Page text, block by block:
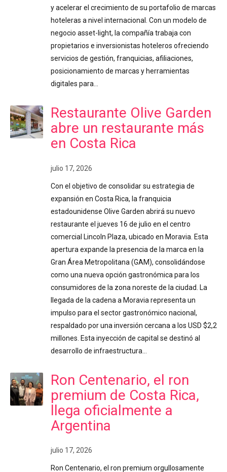
y acelerar el crecimiento de su portafolio de marcas
hoteleras a nivel internacional. Con un modelo de
negocio asset-light, la compañía trabaja con
propietarios e inversionistas hoteleros ofreciendo
servicios de gestión, franquicias, afiliaciones,
posicionamiento de marcas y herramientas
digitales para…
Restaurante Olive Garden
abre un restaurante más
en Costa Rica
julio 17, 2026
Con el objetivo de consolidar su estrategia de
expansión en Costa Rica, la franquicia
estadounidense Olive Garden abrirá su nuevo
restaurante el jueves 16 de julio en el centro
comercial Lincoln Plaza, ubicado en Moravia. Esta
apertura expande la presencia de la marca en la
Gran Área Metropolitana (GAM), consolidándose
como una nueva opción gastronómica para los
consumidores de la zona noreste de la ciudad. La
llegada de la cadena a Moravia representa un
impulso para el sector gastronómico nacional,
respaldado por una inversión cercana a los USD $2,2
millones. Esta inyección de capital se destinó al
desarrollo de infraestructura…
Ron Centenario, el ron
premium de Costa Rica,
llega oficialmente a
Argentina
julio 17, 2026
Ron Centenario, el ron premium orgullosamente